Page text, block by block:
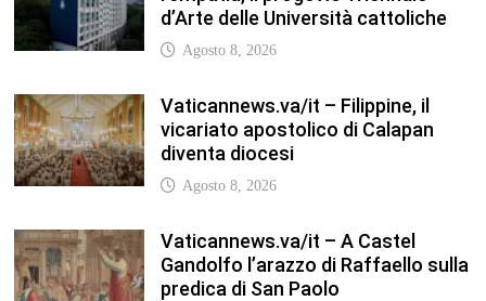
d’Arte delle Università cattoliche
Agosto 8, 2026
Vaticannews.va/it – Filippine, il
vicariato apostolico di Calapan
diventa diocesi
Agosto 8, 2026
Vaticannews.va/it – A Castel
Gandolfo l’arazzo di Raffaello sulla
predica di San Paolo